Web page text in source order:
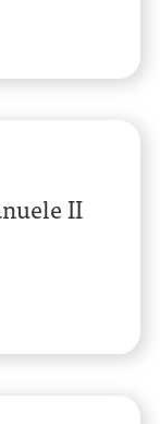
II